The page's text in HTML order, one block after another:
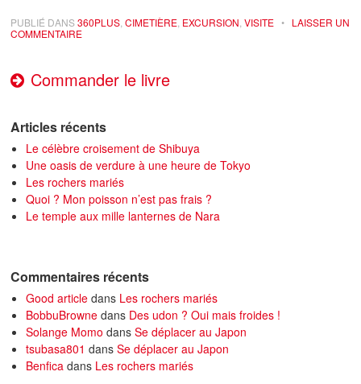
PUBLIÉ DANS360PLUS ,CIMETIÈRE EXCURSION ,VISITE • LAISSER UN
COMMENTAIRE
Commander le livre
Articles récents
Le célèbre croisement de Shibuya
Une oasis de verdure à une heure de Tokyo
Les rochers mariés
Quoi ? Mon poisson n’est pas frais ?
Le temple aux mille lanternes de Nara
Commentaires récents
Good articledans Les rochers mariés
BobbuBrownedans Des udon ? Oui mais froides !
Solange Momo dans Se déplacer au Japon
tsubasa801 dans Se déplacer au Japon
Benfica dans Les rochers mariés